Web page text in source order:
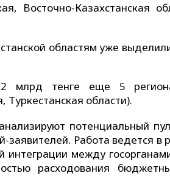
Восточно-Казахстанская
областям уже
млрд тенге еще 5
области).
потенциальный
заявителей. Работа ведется в
интеграции между
расходования